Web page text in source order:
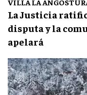
VILLA LA
La Justicia
disputa y la
apelará